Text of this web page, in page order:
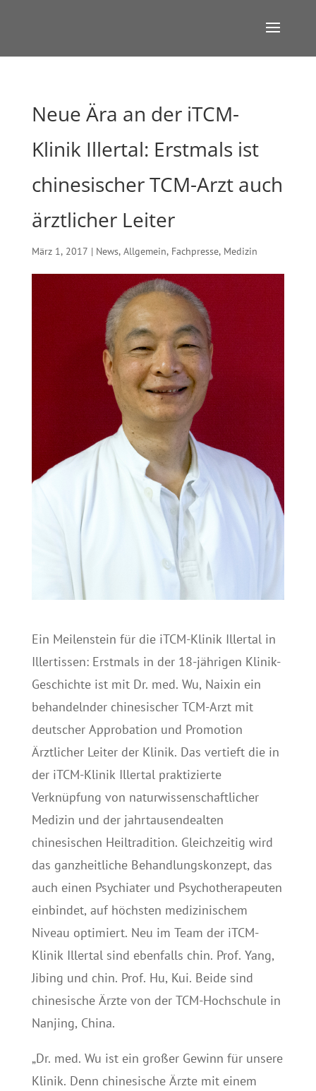
Neue Ära an der iTCM-
Klinik Illertal: Erstmals ist
chinesischer TCM-Arzt auch
ärztlicher Leiter
März 1, 2017 | News, Allgemein, Fachpresse, Medizin
Ein Meilenstein für die iTCM-Klinik Illertal in
Illertissen: Erstmals in der 18-jährigen Klinik-
Geschichte ist mit Dr. med. Wu, Naixin ein
behandelnder chinesischer TCM-Arzt mit
deutscher Approbation und Promotion
Ärztlicher Leiter der Klinik. Das vertieft die in
der iTCM-Klinik Illertal praktizierte
Verknüpfung von naturwissenschaftlicher
Medizin und der jahrtausendealten
chinesischen Heiltradition. Gleichzeitig wird
das ganzheitliche Behandlungskonzept, das
auch einen Psychiater und Psychotherapeuten
einbindet, auf höchsten medizinischem
Niveau optimiert. Neu im Team der iTCM-
Klinik Illertal sind ebenfalls chin. Prof. Yang,
Jibing und chin. Prof. Hu, Kui. Beide sind
chinesische Ärzte von der TCM-Hochschule in
Nanjing, China.
„Dr. med. Wu ist ein großer Gewinn für unsere
Klinik. Denn chinesische Ärzte mit einem